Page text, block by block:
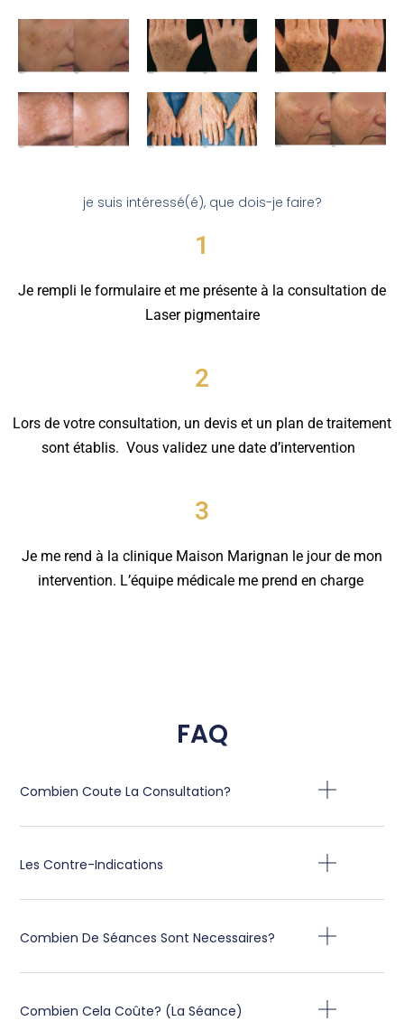
je suis intéressé(é), que dois-je faire?
1
Je rempli le formulaire et me présente à la consultation de
Laser pigmentaire
2
Lors de votre consultation, un devis et un plan de traitement
sont établis. Vous validez une date d’intervention
3
Je me rend à la clinique Maison Marignan le jour de mon
intervention. L’équipe médicale me prend en charge
FAQ
Combien Coute La Consultation?
Les Contre-Indications
Combien De Séances Sont Necessaires?
Combien Cela Coûte? (La Séance)